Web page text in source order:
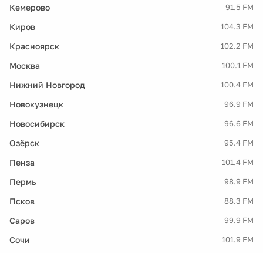
Кемерово 91.5 FM
Киров 104.3 FM
Красноярск 102.2 FM
Москва 100.1 FM
Нижний Новгород 100.4 FM
Новокузнецк 96.9 FM
Новосибирск 96.6 FM
Озёрск 95.4 FM
Пенза 101.4 FM
Пермь 98.9 FM
Псков 88.3 FM
Саров 99.9 FM
Сочи 101.9 FM